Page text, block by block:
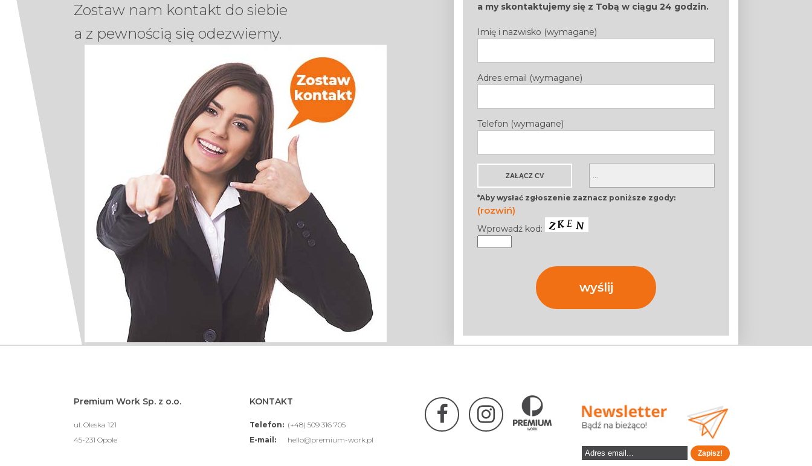
Zostaw nam kontakt do siebie
a z pewnością się odezwiemy.
a my skontaktujemy się z Tobą w ciągu 24 godzin.
Imię i nazwisko (wymagane)
Adres email (wymagane)
Telefon (wymagane)
*Aby wysłać zgłoszenie zaznacz poniższe zgody:
(rozwiń)
Wprowadź kod:
Premium Work Sp. z o.o.
ul. Oleska 121
45-231 Opole
KONTAKT
Telefon: (+48) 509 316 705
E-mail:
hello@premium-work.pl